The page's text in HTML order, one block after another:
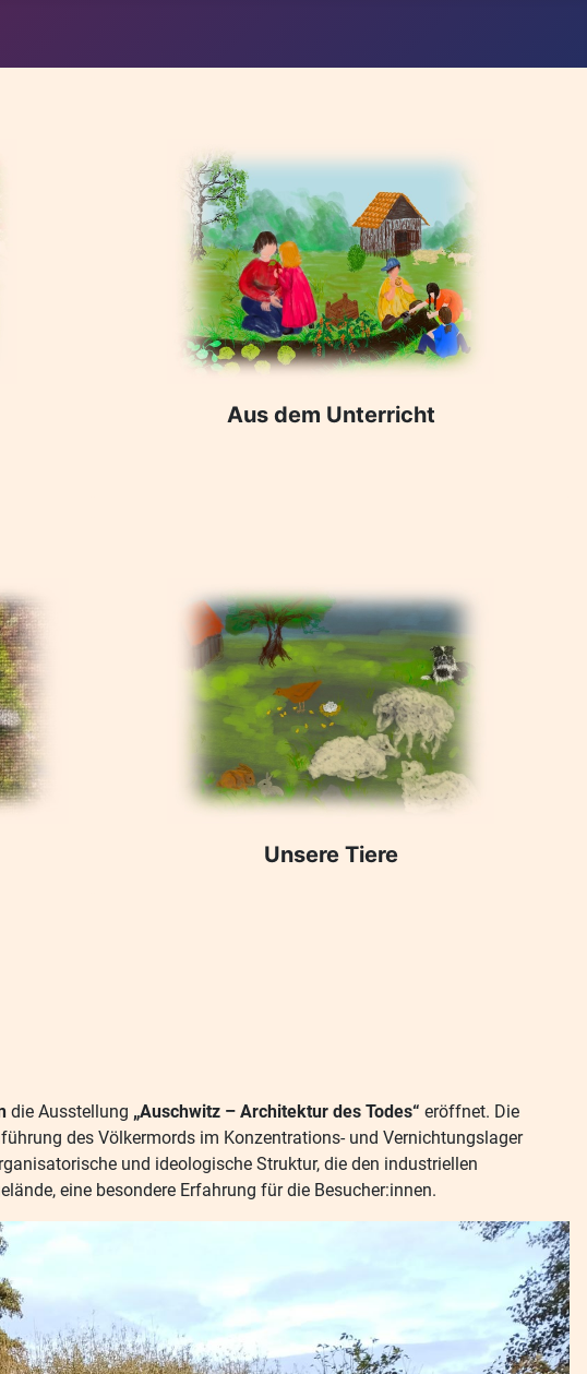
Aus dem Unterricht
Unsere Tiere
die Ausstellung „Auschwitz – Architektur des Todes“ eröffnet. Die
des Völkermords im Konzentrations- und Vernichtungslager
und ideologische Struktur, die den industriellen
eine besondere Erfahrung für die Besucher:innen.